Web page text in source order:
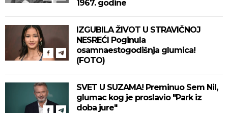
1967. godine
IZGUBILA ŽIVOT U STRAVIČNOJ
NESREĆI Poginula
osamnaestogodišnja glumica!
(FOTO)
SVET U SUZAMA! Preminuo Sem Nil,
glumac kog je proslavio "Park iz
doba jure"